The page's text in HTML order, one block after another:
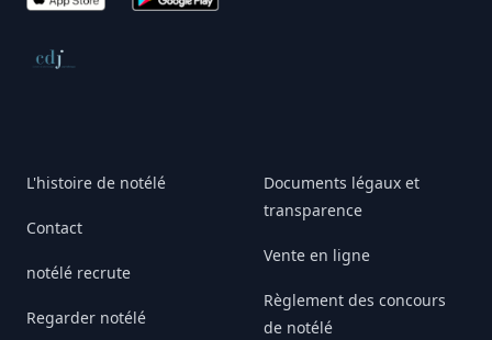
Conseil de déontologie journalistique
L'histoire de notélé
Contact
notélé recrute
Regarder notélé
Documents légaux et
transparence
Vente en ligne
Règlement des concours
de notélé